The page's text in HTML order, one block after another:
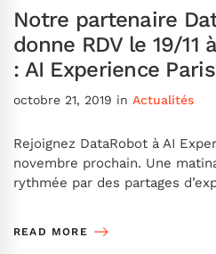
Notre partenaire
donne RDV le 19/11
: AI Experience Paris
octobre 21, 2019 in Actualités
Rejoignez DataRobot à AI
novembre prochain. Une
rythmée par des partages
READ MORE